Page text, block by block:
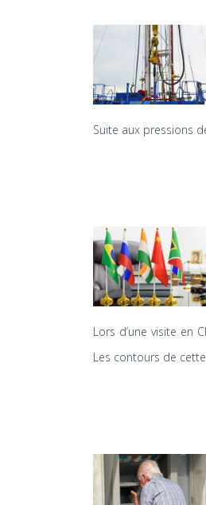
Suite aux pressions
Lors d’une visite en
Les contours de